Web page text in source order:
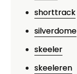
shorttrack
silverdome
skeeler
skeeleren